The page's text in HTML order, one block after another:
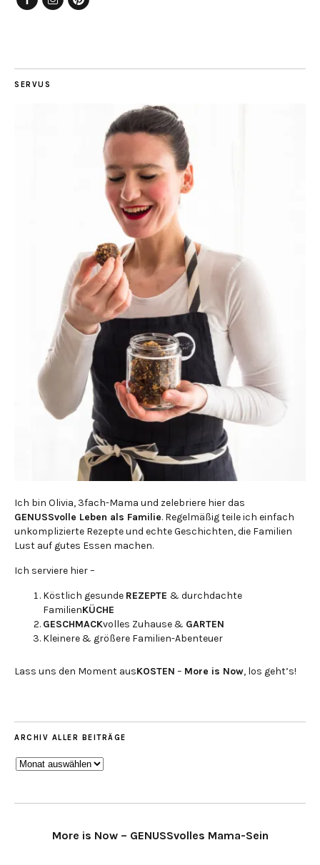
SERVUS
Ich bin Olivia, 3fach-Mama und zelebriere hier das
GENUSSvolle Leben als Familie. Regelmäßig teile ich einfach
unkomplizierte Rezepte und echte Geschichten, die Familien
Lust auf gutes Essen machen.
Ich serviere hier –
Köstlich gesunde REZEPTE & durchdachte
FamilienKÜCHE
GESCHMACKvolles Zuhause & GARTEN
Kleinere & größere Familien-Abenteuer
Lass uns den Moment ausKOSTEN – More is Now, los geht’s!
ARCHIV ALLER BEITRÄGE
ARCHIV
More is Now – GENUSSvolles Mama-Sein